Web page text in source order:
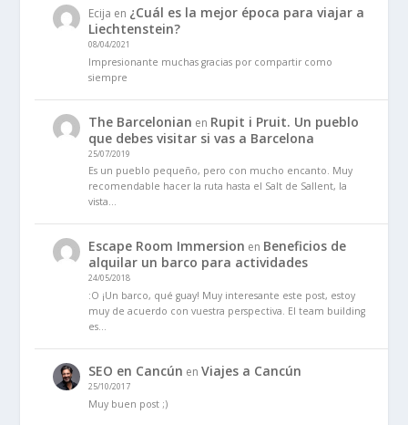
Ecija en ¿Cuál es la mejor época para viajar a
Liechtenstein?
08/04/2021
Impresionante muchas gracias por compartir como
siempre
The Barcelonian en Rupit i Pruit. Un pueblo
que debes visitar si vas a Barcelona
25/07/2019
Es un pueblo pequeño, pero con mucho encanto. Muy
recomendable hacer la ruta hasta el Salt de Sallent, la
vista…
Escape Room Immersion en Beneficios de
alquilar un barco para actividades
24/05/2018
:O ¡Un barco, qué guay! Muy interesante este post, estoy
muy de acuerdo con vuestra perspectiva. El team building
es…
SEO en Cancún enViajes a Cancún
25/10/2017
Muy buen post ;)